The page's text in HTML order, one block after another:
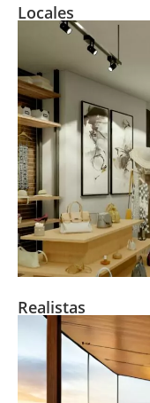
Locales
Realistas